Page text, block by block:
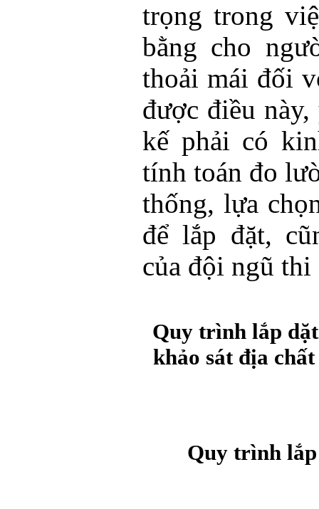
trọng trong
bằng cho
thoải mái đối
được điều
kế phải có
tính toán đo
thống, lựa
để lắp đặt,
của đội ngũ thi
Quy trình lắp dặt
khảo sát địa
Quy trình